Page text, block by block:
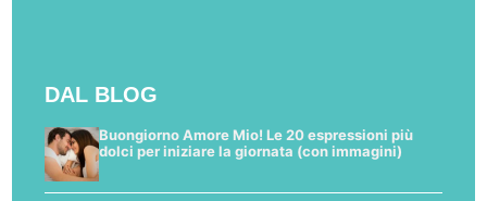
DAL BLOG
Buongiorno Amore Mio! Le 20 espressioni più
dolci per iniziare la giornata (con immagini)